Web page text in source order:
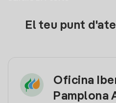
El teu punt
Oficina
Pamplona